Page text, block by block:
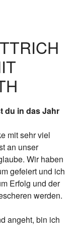
du in das Jahr
mit sehr viel
an unser
Wir haben
gefeiert und ich
Erfolg und der
werden.
angeht, bin ich